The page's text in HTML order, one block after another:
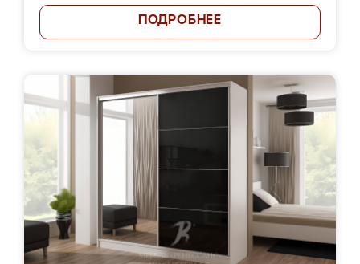
ПОДРОБНЕЕ